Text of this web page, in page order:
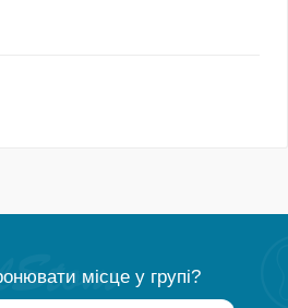
місце у групі?